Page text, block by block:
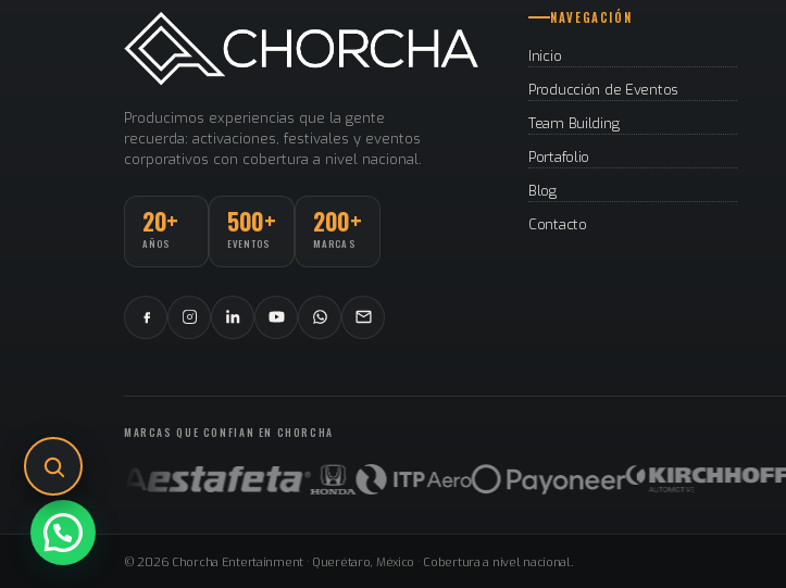
Producimos experiencias que la gente
recuerda: activaciones, festivales y eventos
corporativos con cobertura a nivel nacional.
20+
AÑOS
500+
EVENTOS
200+
MARCAS
NAVEGACIÓN
Inicio
Producción de Eventos
Team Building
Portafolio
Blog
Contacto
MARCAS QUE CONFIAN EN CHORCHA
© 2026 Chorcha Entertainment · Querétaro, México · Cobertura a nivel nacional.